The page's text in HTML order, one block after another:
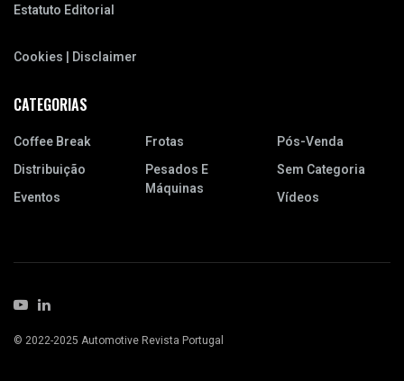
Estatuto Editorial
Cookies | Disclaimer
CATEGORIAS
Coffee Break
Distribuição
Eventos
Frotas
Pesados E
Máquinas
Pós-Venda
Sem Categoria
Vídeos
© 2022-2025 Automotive Revista Portugal